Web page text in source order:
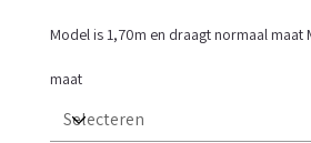
Model is 1,70m en draagt normaal maat
maat